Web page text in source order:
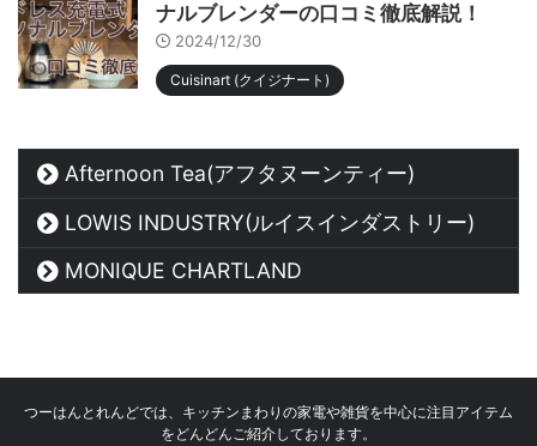
ナルブレンダーの口コミ徹底解説！
2024/12/30
Cuisinart (クイジナート)
Afternoon Tea(アフタヌーンティー)
LOWIS INDUSTRY(ルイスインダストリー)
MONIQUE CHARTLAND
つーはんとれんどでは、キッチンまわりの家電や雑貨を中心に注目アイテム
をどんどんご紹介しております。